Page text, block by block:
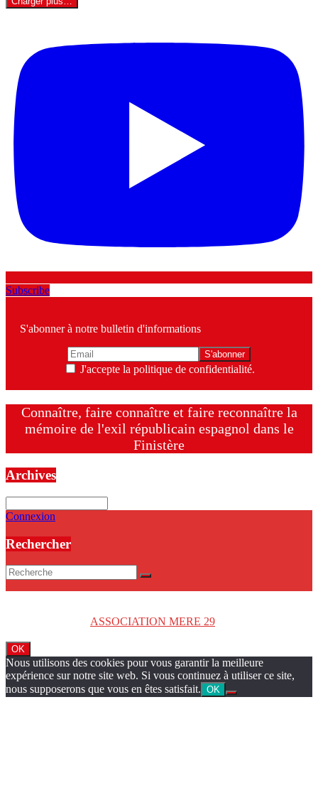
Subscribe
S'abonner à notre bulletin d'informations
J'accepte la politique de confidentialité.
Connaître, faire connaître et faire reconnaître la
mémoire de l'exil républicain espagnol dans le
Finistère
Archives
Connexion
Rechercher
ASSOCIATION MERE 29
OK
Nous utilisons des cookies pour vous garantir la meilleure
expérience sur notre site web. Si vous continuez à utiliser ce site,
nous supposerons que vous en êtes satisfait. OK